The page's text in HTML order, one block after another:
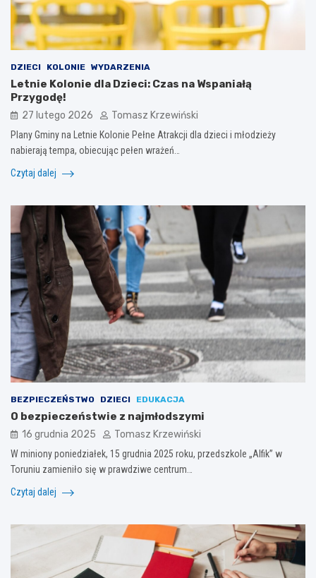
DZIECI KOLONIE WYDARZENIA
Letnie Kolonie dla Dzieci: Czas na Wspaniałą
Przygodę!
27 lutego 2026 Tomasz Krzewiński
Plany Gminy na Letnie Kolonie Pełne Atrakcji dla dzieci i młodzieży
nabierają tempa, obiecując pełen wrażeń…
Czytaj dalej
BEZPIECZEŃSTWO DZIECI EDUKACJA
O bezpieczeństwie z najmłodszymi
16 grudnia 2025 Tomasz Krzewiński
W miniony poniedziałek, 15 grudnia 2025 roku, przedszkole „Alfik” w
Toruniu zamieniło się w prawdziwe centrum…
Czytaj dalej